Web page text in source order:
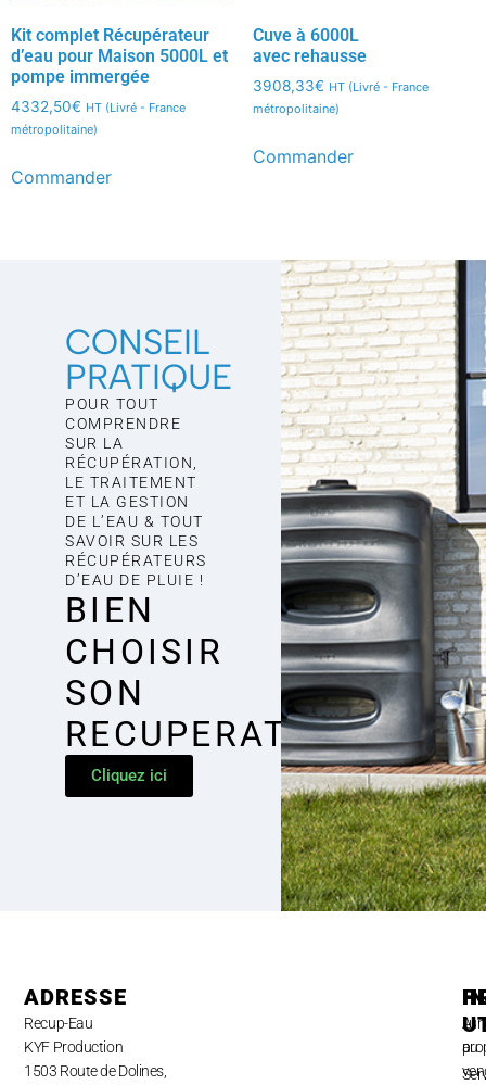
Kit complet Récupérateur
d’eau pour Maison 5000L et
pompe immergée
4332,50€ HT (Livré - France
métropolitaine)
Commander
Cuve à 6000L
avec rehausse
3908,33€ HT (Livré - France
métropolitaine)
Commander
CONSEIL
PRATIQUE
POUR TOUT
COMPRENDRE
SUR LA
RÉCUPÉRATION,
LE TRAITEMENT
ET LA GESTION
DE L’EAU & TOUT
SAVOIR SUR LES
RÉCUPÉRATEURS
D’EAU DE PLUIE !
BIEN
CHOISIR
SON
RECUPERATEUR
Cliquez ici
ADRESSE
Recup-Eau
KYF Production
1503 Route de Dolines,
au
A